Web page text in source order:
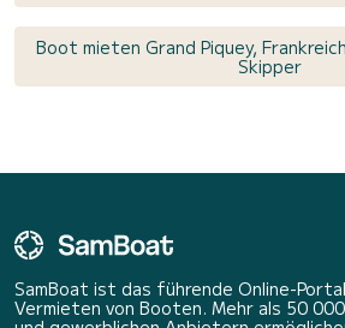
Boot mieten Grand Piquey,
Skipper
SamBoat ist das führende Online-
Vermieten von Booten. Mehr als 50